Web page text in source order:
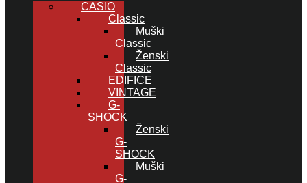
CASIO
Classic
Muški
Classic
Ženski
Classic
EDIFICE
VINTAGE
G-
SHOCK
Ženski
G-
SHOCK
Muški
G-